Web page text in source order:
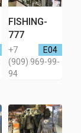
FISHING-
777
Е04
+7
(909) 969-99-
94